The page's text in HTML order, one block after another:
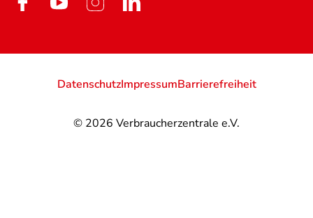
© 2026 Verbraucherzentrale e.V.
DatenschutzImpressumBarrierefreiheit